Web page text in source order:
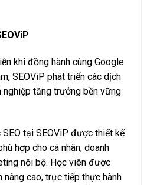
khi đồng hành cùng Google
SEOViP phát triển các dịch
tăng trưởng bền vững
SEO tại SEOViP được thiết kế
hợp cho cá nhân, doanh
nội bộ. Học viên được
cao, trực tiếp thực hành